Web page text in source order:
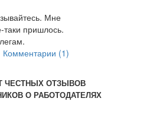
Мне
таки пришлось.
Комментарии (1)
ЧЕСТНЫХ ОТЗЫВОВ
О РАБОТОДАТЕЛЯХ